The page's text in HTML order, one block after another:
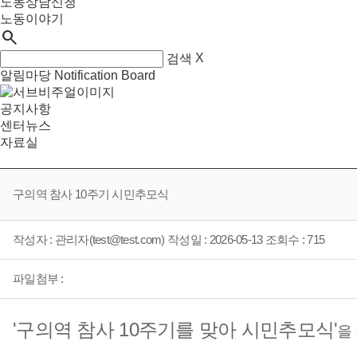
노동이야기
search
검색 X
알림마당 Notification Board
공지사항
센터뉴스
자료실
구의역 참사 10주기 시민추모식
작성자 : 관리자(test@test.com) 작성일 : 2026-05-13 조회수 : 715
파일첨부 :
'구의역 참사 10주기를 맞아 시민추모식'을